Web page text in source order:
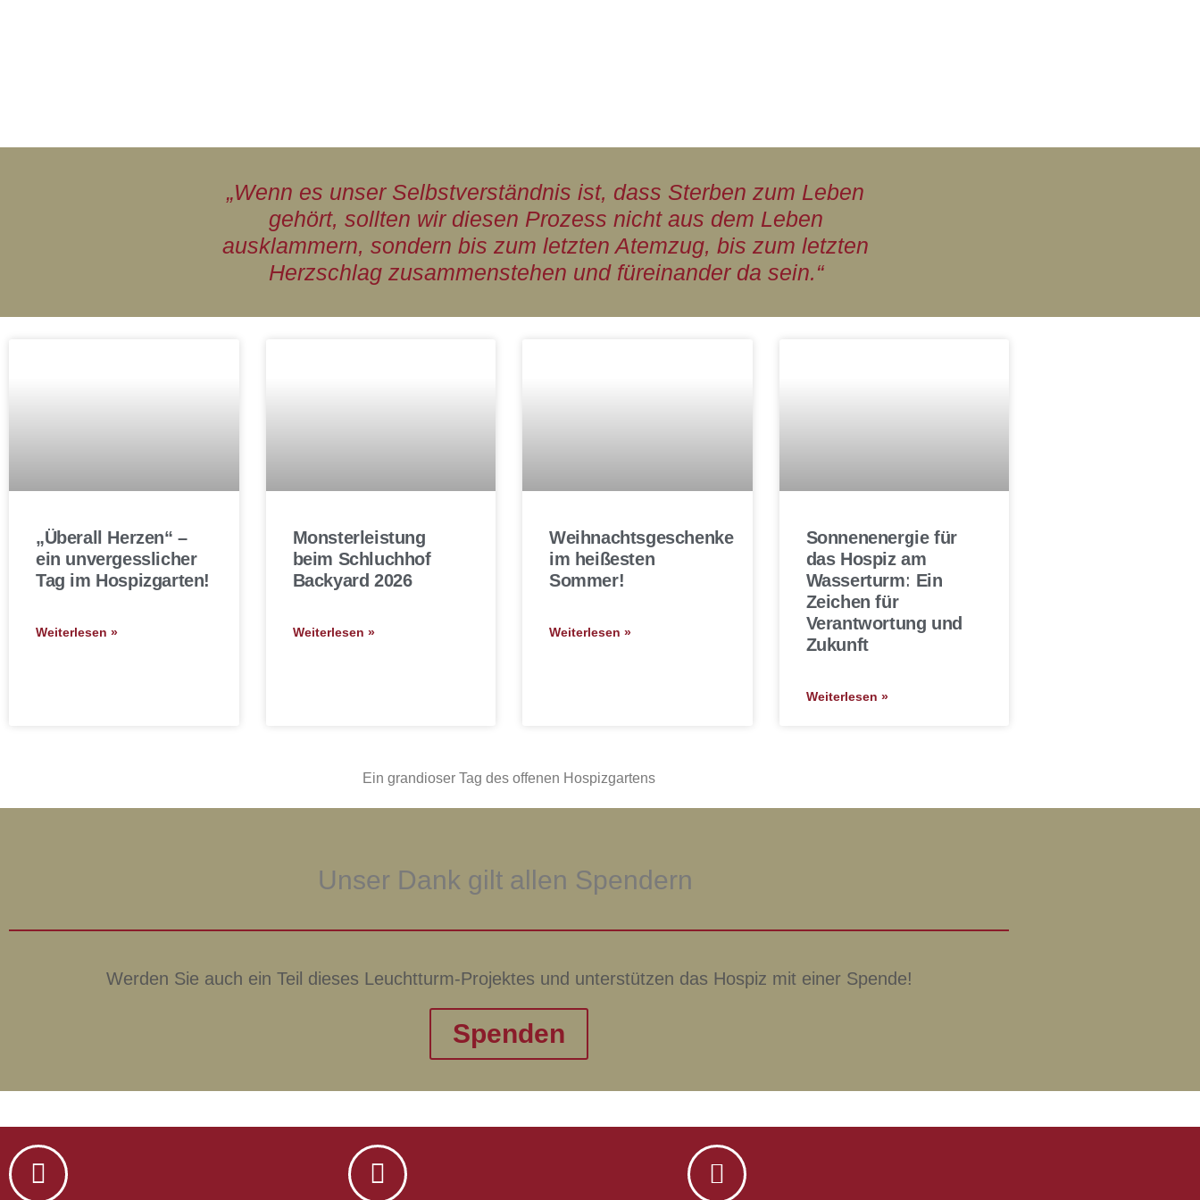
„Wenn es unser Selbstverständnis ist, dass Sterben zum Leben
gehört, sollten wir diesen Prozess nicht aus dem Leben
ausklammern, sondern bis zum letzten Atemzug, bis zum letzten
Herzschlag zusammenstehen und füreinander da sein.“
„Überall Herzen“ –
ein unvergesslicher
Tag im Hospizgarten!
Weiterlesen »
Monsterleistung
beim Schluchhof
Backyard 2026
Weiterlesen »
Weihnachtsgeschenke
im heißesten
Sommer!
Weiterlesen »
Sonnenenergie für
das Hospiz am
Wasserturm: Ein
Zeichen für
Verantwortung und
Zukunft
Weiterlesen »
Ein grandioser Tag des offenen Hospizgartens
Unser Dank gilt allen Spendern
Werden Sie auch ein Teil dieses Leuchtturm-Projektes und unterstützen das Hospiz mit einer Spende!
Spenden
unten. Bitte beachten Sie, dass dabei Daten an Drittanbieter weitergegeben werden.